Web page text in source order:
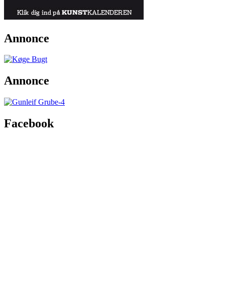
Annonce
Annonce
Facebook